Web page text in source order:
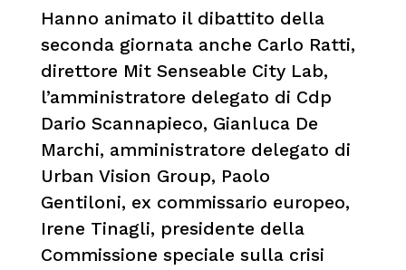
Hanno animato il dibattito della
seconda giornata anche Carlo Ratti,
direttore Mit Senseable City Lab,
l’amministratore delegato di Cdp
Dario Scannapieco, Gianluca De
Marchi, amministratore delegato di
Urban Vision Group, Paolo
Gentiloni, ex commissario europeo,
Irene Tinagli, presidente della
Commissione speciale sulla crisi